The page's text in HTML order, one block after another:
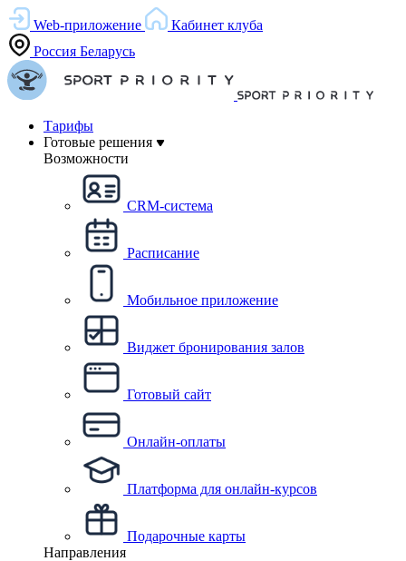
Web-приложение
Кабинет клуба
Россия Беларусь
Тарифы
Готовые решения
Возможности
CRM-система
Расписание
Мобильное приложение
Виджет бронирования залов
Готовый сайт
Онлайн-оплаты
Платформа для онлайн-курсов
Подарочные карты
Направления